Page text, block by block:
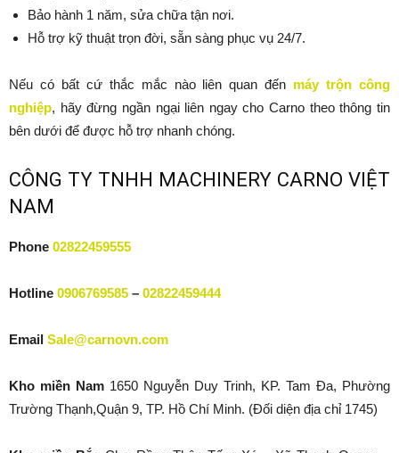
Bảo hành 1 năm, sửa chữa tận nơi.
Hỗ trợ kỹ thuật trọn đời, sẵn sàng phục vụ 24/7.
Nếu có bất cứ thắc mắc nào liên quan đến máy trộn công
nghiệp, hãy đừng ngần ngại liên ngay cho Carno theo thông tin
bên dưới để được hỗ trợ nhanh chóng.
CÔNG TY TNHH MACHINERY CARNO VIỆT
NAM
Phone 02822459555
Hotline 0906769585 – 02822459444
Email Sale@carnovn.com
Kho miền Nam 1650 Nguyễn Duy Trinh, KP. Tam Đa, Phường
Trường Thạnh,Quận 9, TP. Hồ Chí Minh. (Đối diện địa chỉ 1745)